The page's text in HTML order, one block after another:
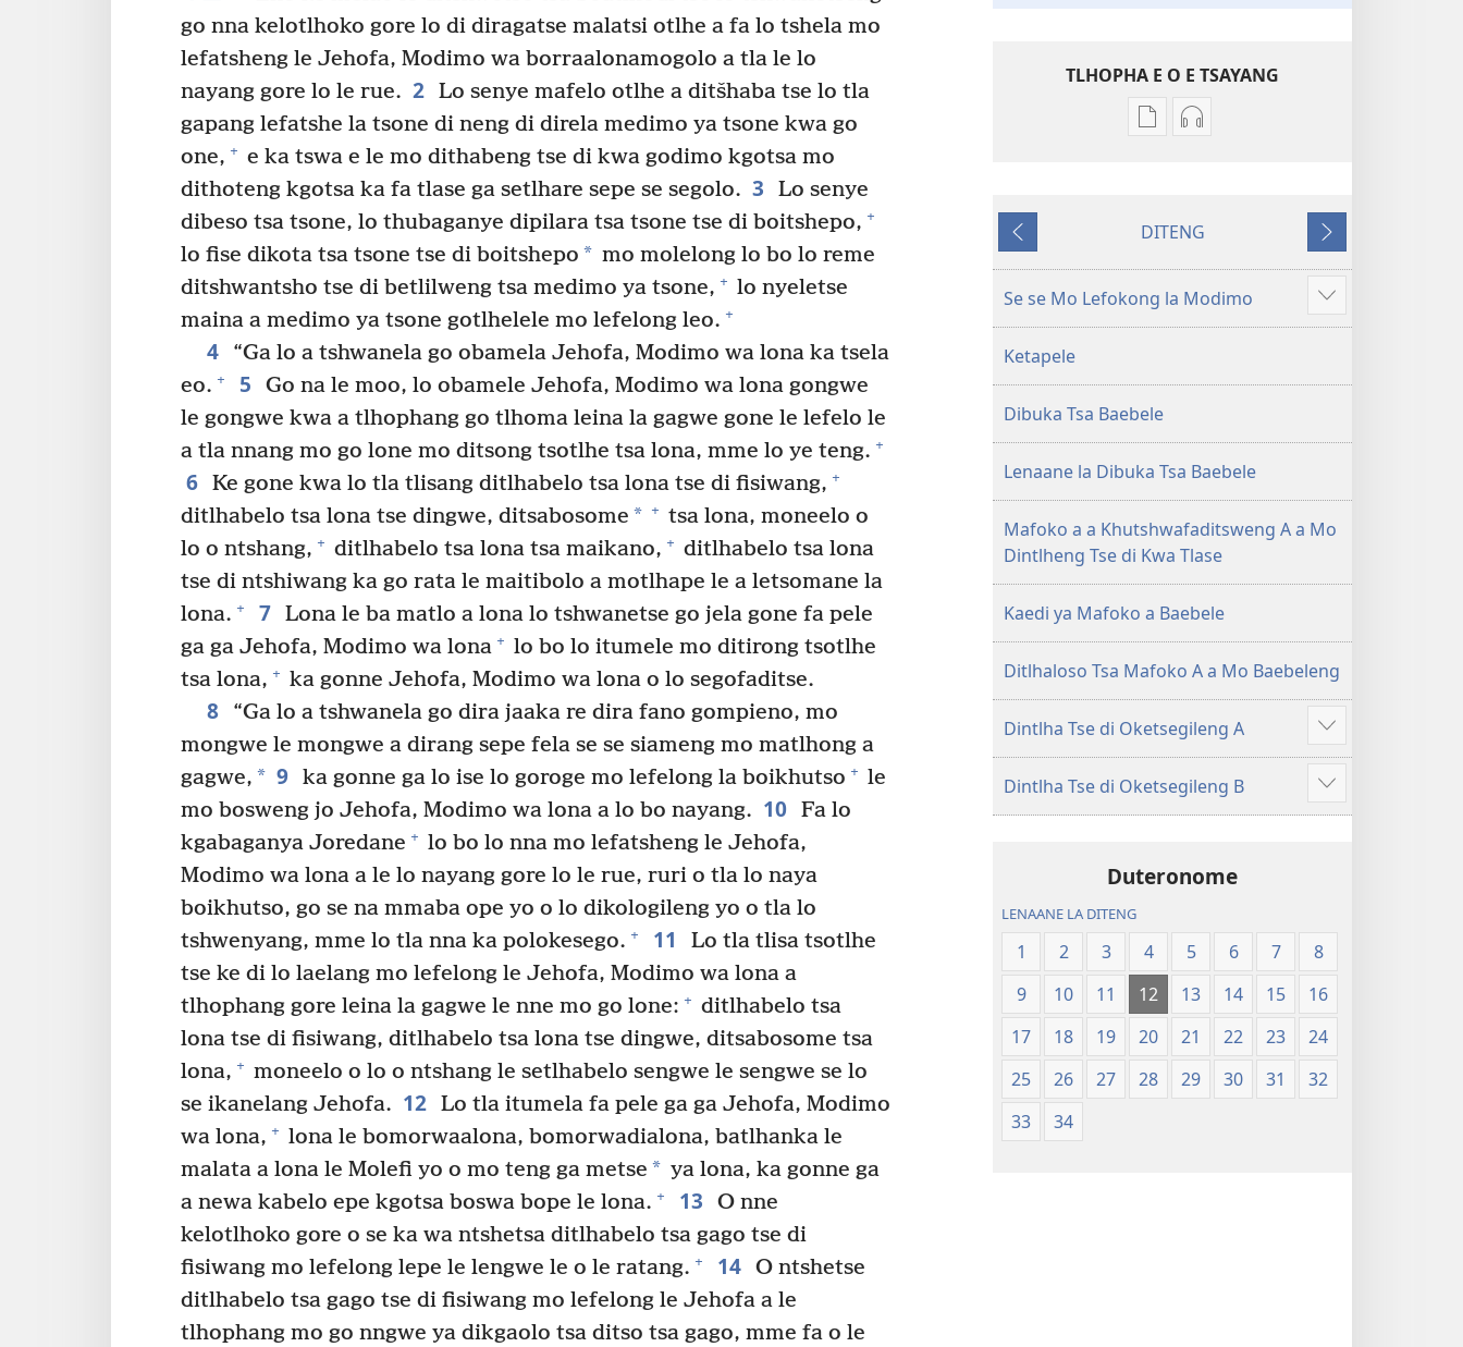
go nna kelotlhoko gore lo di diragatse malatsi otlhe a fa lo tshela mo
lefatsheng le Jehofa, Modimo wa borraalonamogolo a tla le lo
nayang gore lo le rue. 2 Lo senye mafelo otlhe a ditšhaba tse lo tla
gapang lefatshe la tsone di neng di direla medimo ya tsone kwa go
one, + e ka tswa e le mo dithabeng tse di kwa godimo kgotsa mo
dithoteng kgotsa ka fa tlase ga setlhare sepe se segolo. 3
Lo senye
dibeso tsa tsone, lo thubaganye dipilara tsa tsone tse di boitshepo, +
lo fise dikota tsa tsone tse di boitshepo * mo molelong lo bo lo reme
ditshwantsho tse di betlilweng tsa medimo ya tsone, + lo nyeletse
maina a medimo ya tsone gotlhelele mo lefelong leo. +
4
“Ga lo a tshwanela go obamela Jehofa, Modimo wa lona ka tsela
eo. + 5
Go na le moo, lo obamele Jehofa, Modimo wa lona gongwe
le gongwe kwa a tlhophang go tlhoma leina la gagwe gone le lefelo le
a tla nnang mo go lone mo ditsong tsotlhe tsa lona, mme lo ye teng. +
6 Ke gone kwa lo tla tlisang ditlhabelo tsa lona tse di fisiwang, +
ditlhabelo tsa lona tse dingwe, ditsabosome * + tsa lona, moneelo o
lo o ntshang, + ditlhabelo tsa lona tsa maikano, + ditlhabelo tsa lona
tse di ntshiwang ka go rata le maitibolo a motlhape le a letsomane la
lona. + 7 Lona le ba matlo a lona lo tshwanetse go jela gone fa pele
ga ga Jehofa, Modimo wa lona + lo bo lo itumele mo ditirong tsotlhe
tsa lona, + ka gonne Jehofa, Modimo wa lona o lo segofaditse.
8
“Ga lo a tshwanela go dira jaaka re dira fano gompieno, mo
mongwe le mongwe a dirang sepe fela se se siameng mo matlhong a
gagwe, * 9 ka gonne ga lo ise lo goroge mo lefelong la boikhutso + le
mo bosweng jo Jehofa, Modimo wa lona a lo bo nayang. 10 Fa lo
kgabaganya Joredane + lo bo lo nna mo lefatsheng le Jehofa,
Modimo wa lona a le lo nayang gore lo le rue, ruri o tla lo naya
boikhutso, go se na mmaba ope yo o lo dikologileng yo o tla lo
tshwenyang, mme lo tla nna ka polokesego. + 11
Lo tla tlisa tsotlhe
tse ke di lo laelang mo lefelong le Jehofa, Modimo wa lona a
tlhophang gore leina la gagwe le nne mo go lone: + ditlhabelo tsa
lona tse di fisiwang, ditlhabelo tsa lona tse dingwe, ditsabosome tsa
lona, + moneelo o lo o ntshang le setlhabelo sengwe le sengwe se lo
se ikanelang Jehofa. 12 Lo tla itumela fa pele ga ga Jehofa, Modimo
wa lona, + lona le bomorwaalona, bomorwadialona, batlhanka le
malata a lona le Molefi yo o mo teng ga metse * ya lona, ka gonne ga
a newa kabelo epe kgotsa boswa bope le lona. + 13
O nne
kelotlhoko gore o se ka wa ntshetsa ditlhabelo tsa gago tse di
fisiwang mo lefelong lepe le lengwe le o le ratang. + 14 O ntshetse
ditlhabelo tsa gago tse di fisiwang mo lefelong le Jehofa a le
tlhophang mo go nngwe ya dikgaolo tsa ditso tsa gago, mme fa o le
TLHOPHA E O E TSAYANG
Ditsela
dikgatiso
ileketeroniki
Baebele
ya
Lefatshe
le
Lesha
(E
Tlhabolotswe
ka
Ditsela
dikgatiso
di
rekotilweng
Thanolo
Lefatshe
le
Lesha
(E
Tlhabolotswe
e
fetileng
DITENG
e
latelang
Se se Mo Lefokong la Modimo
Show
more
Ketapele
Dibuka Tsa Baebele
Lenaane la Dibuka Tsa Baebele
Mafoko a a Khutshwafaditsweng A a Mo
Dintlheng Tse di Kwa Tlase
Kaedi ya Mafoko a Baebele
Ditlhaloso Tsa Mafoko A a Mo Baebeleng
Dintlha Tse di Oketsegileng A
Show
more
Dintlha Tse di Oketsegileng B
Show
more
Duteronome
LENAANE LA DITENG
1 2 3 4 5 6 7
8
9
10 11 12 13 14 15
16
17
18 19 20 21 22 23
24
25
26 27 28 29 30 31
32
33
34